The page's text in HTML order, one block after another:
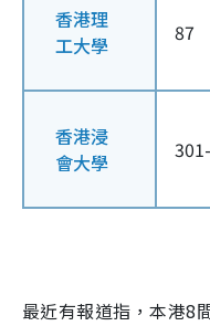
香港理
工大學
87
香港浸
會大學
最近有報道指，本港8